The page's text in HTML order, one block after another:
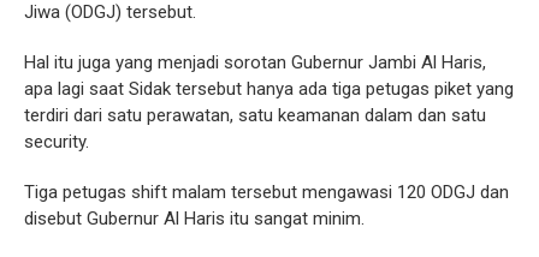
Jiwa (ODGJ) tersebut.
Hal itu juga yang menjadi sorotan Gubernur Jambi Al Haris,
apa lagi saat Sidak tersebut hanya ada tiga petugas piket yang
terdiri dari satu perawatan, satu keamanan dalam dan satu
security.
Tiga petugas shift malam tersebut mengawasi 120 ODGJ dan
disebut Gubernur Al Haris itu sangat minim.